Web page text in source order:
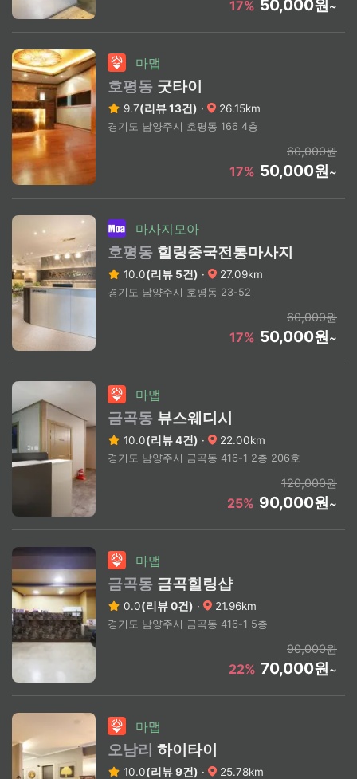
17% 50,000원~
마맵
호평동 굿타이
9.7(리뷰 13건) · 26.15km
경기도 남양주시 호평동 166 4층
60,000원
17% 50,000원~
마사지모아
호평동 힐링중국전통마사지
10.0(리뷰 5건) · 27.09km
경기도 남양주시 호평동 23-52
60,000원
17% 50,000원~
마맵
금곡동 뷰스웨디시
10.0(리뷰 4건) · 22.00km
경기도 남양주시 금곡동 416-1 2층 206호
120,000원
25% 90,000원~
마맵
금곡동 금곡힐링샵
0.0(리뷰 0건) · 21.96km
경기도 남양주시 금곡동 416-1 5층
90,000원
22% 70,000원~
마맵
오남리 하이타이
10.0(리뷰 9건) · 25.78km